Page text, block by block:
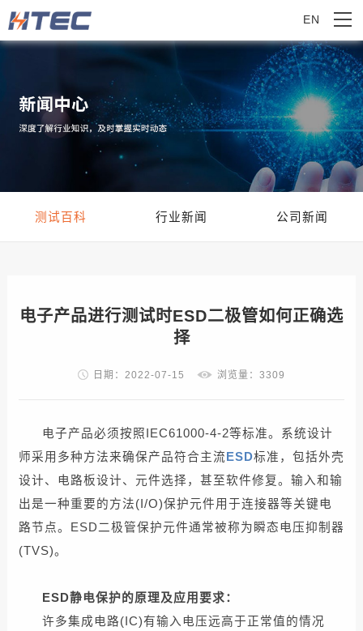
EN
测试百科 行业新闻 公司新闻
电子产品进行测试时ESD二极管如何正确选
择
日期：2022-07-15 浏览量：3309
电子产品必须按照IEC61000-4-2等标准。系统设计
师采用多种方法来确保产品符合主流 ESD标准，包括外壳
设计、电路板设计、元件选择，甚至软件修复。输入和输
出是一种重要的方法(I/O)保护元件用于连接器等关键电
路节点。ESD二极管保护元件通常被称为瞬态电压抑制器
(TVS)。
ESD静电保护的原理及应用要求：
许多集成电路(IC)有输入电压远高于正常值的情况